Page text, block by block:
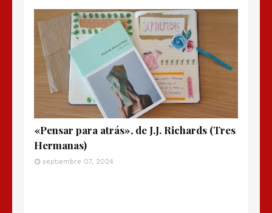
«Pensar para atrás», de J.J. Richards (Tres
Hermanas)
septiembre 07, 2024